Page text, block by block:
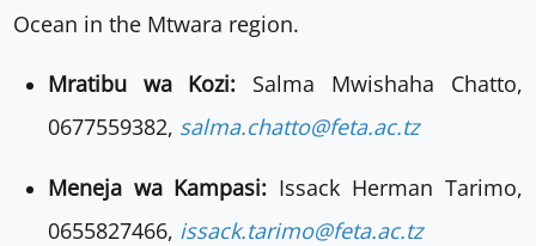
Ocean in the Mtwara region.
Mratibu wa Kozi: Salma Mwishaha Chatto,
0677559382, salma.chatto@feta.ac.tz
Meneja wa Kampasi: Issack Herman Tarimo,
0655827466, issack.tarimo@feta.ac.tz